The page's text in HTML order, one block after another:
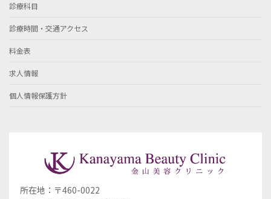
診療科目
診療時間・交通アクセス
料金表
求人情報
個人情報保護方針
所在地：〒460-0022